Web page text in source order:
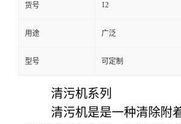
货号 12
用途 广泛
型号 可定制
清污机系列
清污机是是一种清除附